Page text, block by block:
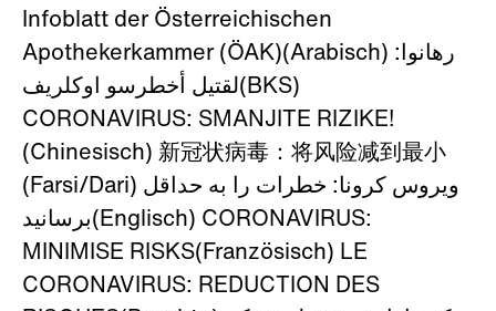
Infoblatt der Österreichischen
Apothekerkammer (ÖAK)(Arabisch) رهانوا:
لقتيل أخطرسو اوكلريف(BKS)
CORONAVIRUS: SMANJITE RIZIKE!
(Chinesisch) 新冠状病毒：将风险减到最小
(Farsi/Dari) ویروس کرونا: خطرات را به حداقل
برسانید(Englisch) CORONAVIRUS:
MINIMISE RISKS(Französisch) LE
CORONAVIRUS: REDUCTION DES